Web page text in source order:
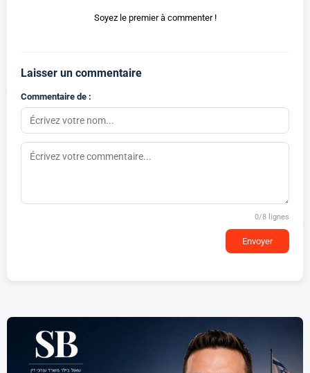
Soyez le premier à commenter !
Laisser un commentaire
Commentaire de :
0/8 lignes
Envoyer